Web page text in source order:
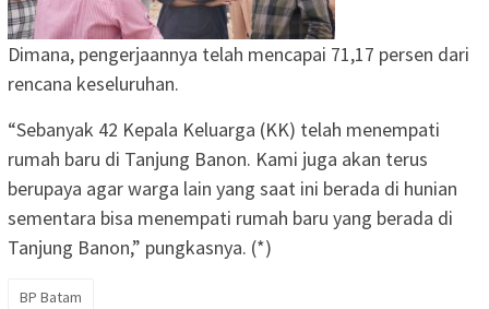
Dimana, pengerjaannya telah mencapai 71,17 persen dari
rencana keseluruhan.
“Sebanyak 42 Kepala Keluarga (KK) telah menempati
rumah baru di Tanjung Banon. Kami juga akan terus
berupaya agar warga lain yang saat ini berada di hunian
sementara bisa menempati rumah baru yang berada di
Tanjung Banon,” pungkasnya. (*)
BP Batam